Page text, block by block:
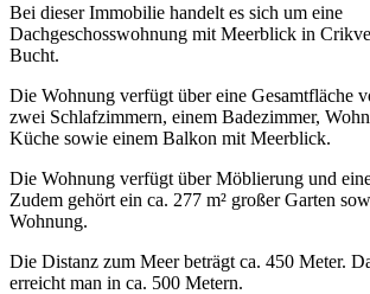
Bei dieser Immobilie handelt es sich um eine
Dachgeschosswohnung mit Meerblick in
Bucht.
Die Wohnung verfügt über eine Gesamtfläche
zwei Schlafzimmern, einem Badezimmer,
Küche sowie einem Balkon mit Meerblick.
Die Wohnung verfügt über Möblierung und
Zudem gehört ein ca. 277 m² großer Garten
Wohnung.
Die Distanz zum Meer beträgt ca. 450 Meter.
erreicht man in ca. 500 Metern.